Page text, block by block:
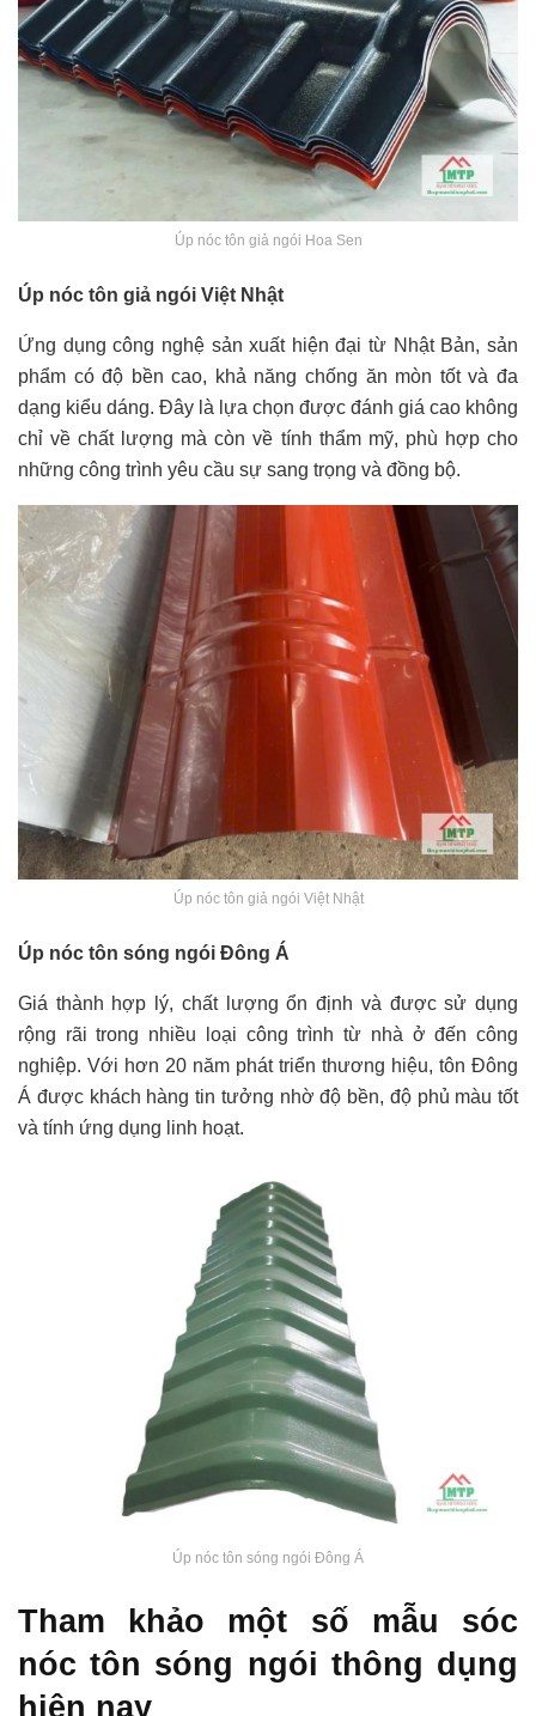
Úp nóc tôn giả ngói Hoa Sen
Úp nóc tôn giả ngói Việt Nhật
Ứng dụng công nghệ sản xuất hiện đại từ Nhật Bản, sản
phẩm có độ bền cao, khả năng chống ăn mòn tốt và đa
dạng kiểu dáng. Đây là lựa chọn được đánh giá cao không
chỉ về chất lượng mà còn về tính thẩm mỹ, phù hợp cho
những công trình yêu cầu sự sang trọng và đồng bộ.
Úp nóc tôn giả ngói Việt Nhật
Úp nóc tôn sóng ngói Đông Á
Giá thành hợp lý, chất lượng ổn định và được sử dụng
rộng rãi trong nhiều loại công trình từ nhà ở đến công
nghiệp. Với hơn 20 năm phát triển thương hiệu, tôn Đông
Á được khách hàng tin tưởng nhờ độ bền, độ phủ màu tốt
và tính ứng dụng linh hoạt.
Úp nóc tôn sóng ngói Đông Á
Tham khảo một số mẫu sóc
nóc tôn sóng ngói thông dụng
hiện nay